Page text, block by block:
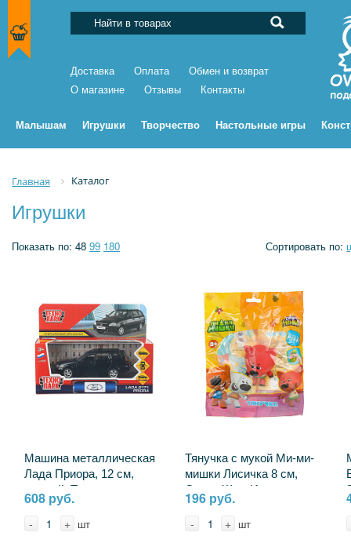
Доставка Оплата
Обмен и возврат
О магазине
Отзывы Контакты
Малышам Игрушки Творчество Настольные игры
Главная Каталог
Игрушки
Показать по: 48 99 180 Сортировать по:
Машина металлическая
Лада Приора, 12 см,
черный, Технопарк
PRIORAWAG-12-BK
608 руб.
- + шт
Тянучка с мукой Ми-ми-
мишки Лисичка 8 см,
Супер Жим Играем
Вместе XIN-MMF-FFP-
196 руб.
- + шт